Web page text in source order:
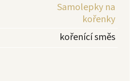
Samolepky na
kořenky
kořenící směs